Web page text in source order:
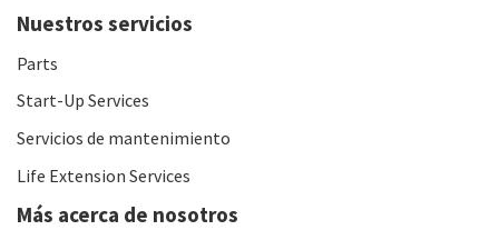
Nuestros servicios
Parts
Start-Up Services
Servicios de mantenimiento
Life Extension Services
Más acerca de nosotros